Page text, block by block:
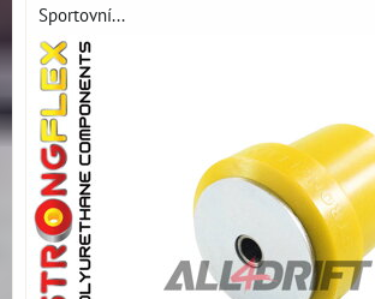
Sportovní...